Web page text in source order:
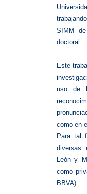
SIMM
doctoral.
Este
uso de
como en
Para tal
diversas
León y
como
BBVA).